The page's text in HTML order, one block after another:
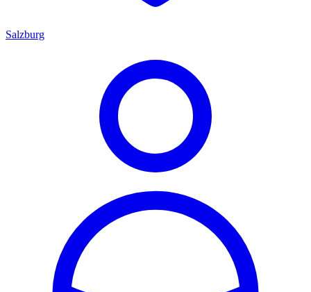
Salzburg